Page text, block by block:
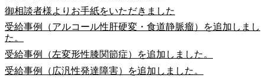
御相談者様よりお手紙をいただきました
受給事例（アルコール性肝硬変・食道静脈瘤）を追加しまし
た。
受給事例（左変形性膝関節症）を追加しました。
受給事例（広汎性発達障害）を追加しました。